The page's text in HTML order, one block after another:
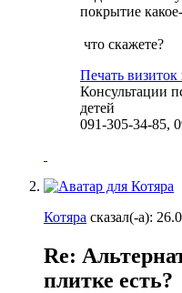
покрытие
что скажете?
Печать
Консультации
детей
091-305-34-85,
Котяра сказал(-а):
Re:
плитке есть?